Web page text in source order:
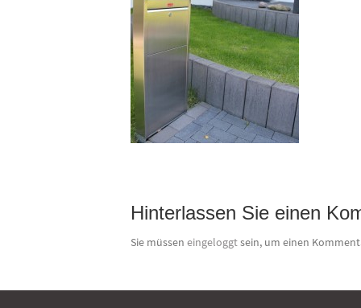
Hinterlassen Sie einen
Sie müssen eingeloggtsein, um einen